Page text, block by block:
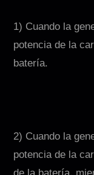
1) Cuando la
potencia de la
batería.
2) Cuando la
potencia de la